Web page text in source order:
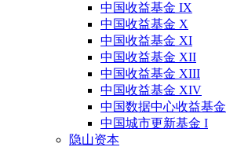
中国收益基金 IX
中国收益基金 X
中国收益基金 XI
中国收益基金 XII
中国收益基金 XIII
中国收益基金 XIV
中国数据中心收益基
中国城市更新基金 I
隐山资本